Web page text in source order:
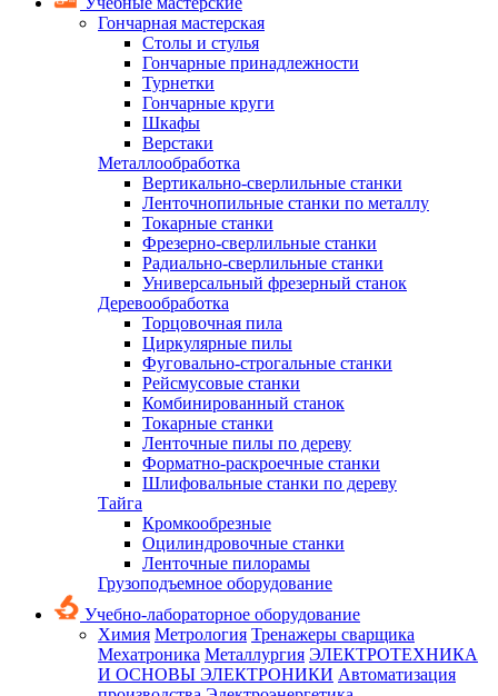
Гончарная мастерская
Столы и стулья
Гончарные принадлежности
Турнетки
Гончарные круги
Шкафы
Верстаки
Металлообработка
Вертикально-сверлильные станки
Ленточнопильные станки по металлу
Токарные станки
Фрезерно-сверлильные станки
Радиально-сверлильные станки
Универсальный фрезерный станок
Деревообработка
Торцовочная пила
Циркулярные пилы
Фуговально-строгальные станки
Рейсмусовые станки
Комбинированный станок
Токарные станки
Ленточные пилы по дереву
Форматно-раскроечные станки
Шлифовальные станки по дереву
Тайга
Кромкообрезные
Оцилиндровочные станки
Ленточные пилорамы
Грузоподъемное оборудование
Учебно-лабораторное оборудование
Химия Метрология Тренажеры сварщика
Мехатроника Металлургия ЭЛЕКТРОТЕХНИКА
И ОСНОВЫ ЭЛЕКТРОНИКИ Автоматизация